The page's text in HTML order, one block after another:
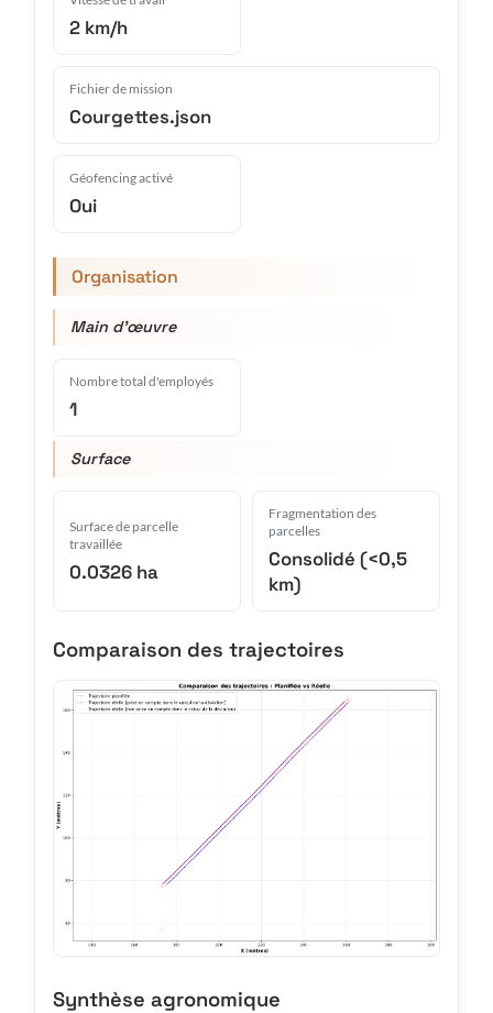
2 km/h
Fichier de mission
Courgettes.json
Géofencing activé
Oui
Organisation
Main d'œuvre
Nombre total d'employés
1
Surface
Surface de parcelle
travaillée
0.0326 ha
Fragmentation des
parcelles
Consolidé (<0,5
km)
Comparaison des trajectoires
Synthèse agronomique